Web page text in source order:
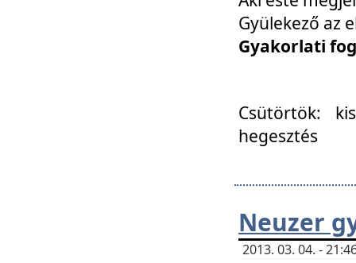
Gyülekező az
Gyakorlati
Csütörtök:
hegesztés
Neuzer
2013. 03. 04. -